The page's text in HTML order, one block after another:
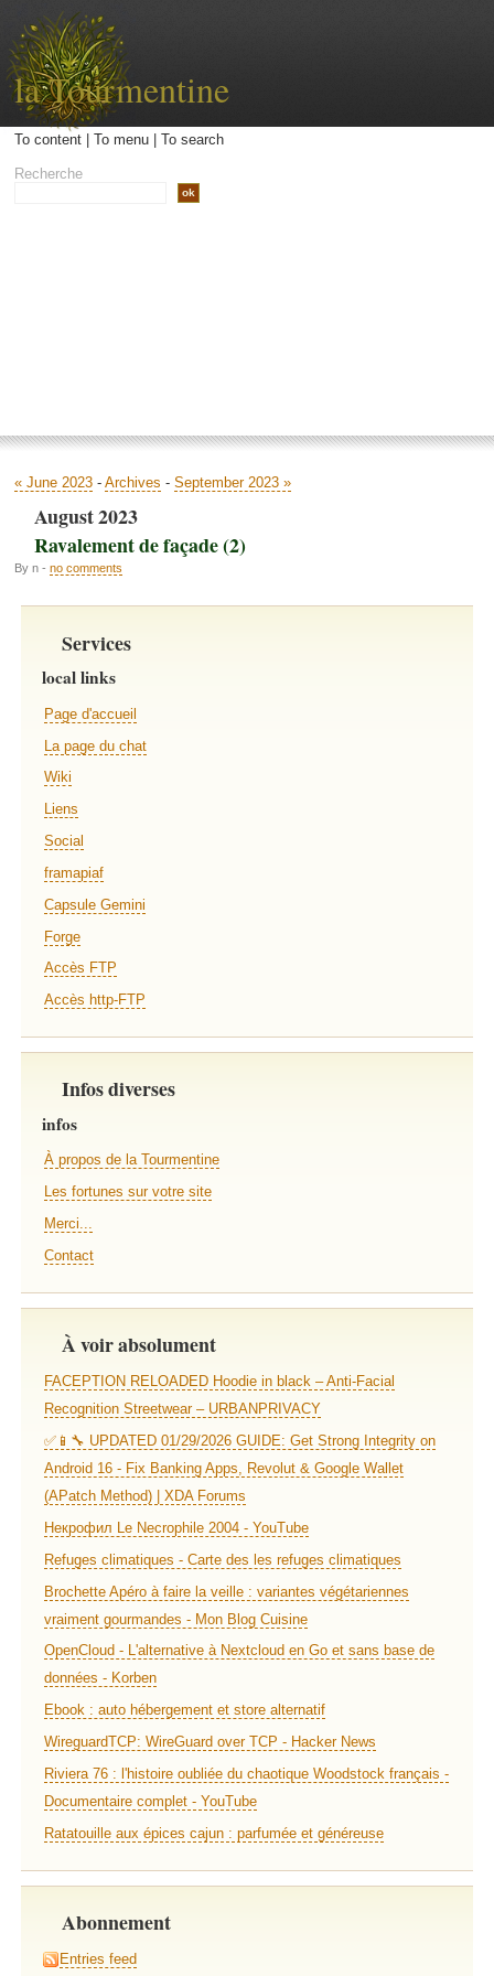
la Tourmentine
To content| To menu| To search
Recherche
« June 2023 - Archives - September 2023 »
August 2023
Ravalement de façade (2)
By n - no comments
Services
local links
Page d'accueil
La page du chat
Wiki
Liens
Social
framapiaf
Capsule Gemini
Forge
Accès FTP
Accès http-FTP
Infos diverses
infos
À propos de la Tourmentine
Les fortunes sur votre site
Merci...
Contact
À voir absolument
FACEPTION RELOADED Hoodie in black – Anti-Facial
Recognition Streetwear – URBANPRIVACY
✅📱🔧 UPDATED 01/29/2026 GUIDE: Get Strong Integrity on
Android 16 - Fix Banking Apps, Revolut & Google Wallet
(APatch Method) | XDA Forums
Некрофил Le Necrophile 2004 - YouTube
Refuges climatiques - Carte des les refuges climatiques
Brochette Apéro à faire la veille : variantes végétariennes
vraiment gourmandes - Mon Blog Cuisine
OpenCloud - L'alternative à Nextcloud en Go et sans base de
données - Korben
Ebook : auto hébergement et store alternatif
WireguardTCP: WireGuard over TCP - Hacker News
Riviera 76 : l'histoire oubliée du chaotique Woodstock français -
Documentaire complet - YouTube
Ratatouille aux épices cajun : parfumée et généreuse
Abonnement
Entries feed